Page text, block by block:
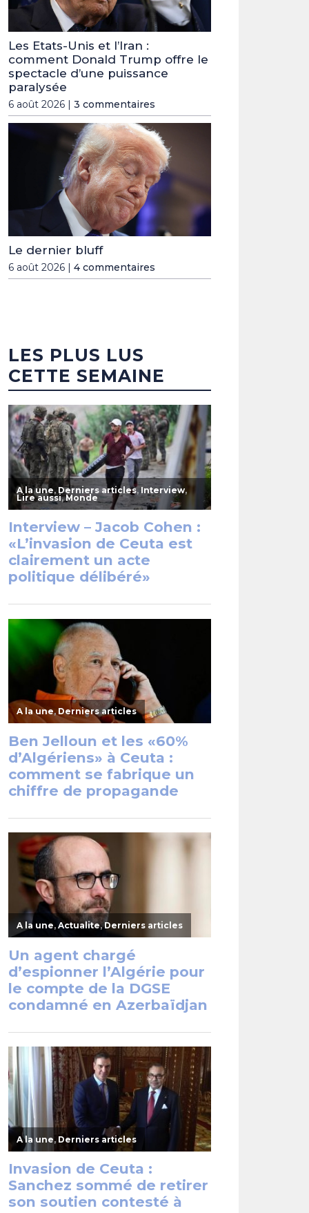
Les Etats-Unis et l’Iran :
comment Donald Trump offre le
spectacle d’une puissance
paralysée
6 août 2026 | 3 commentaires
Le dernier bluff
6 août 2026 | 4 commentaires
LES PLUS LUS
CETTE SEMAINE